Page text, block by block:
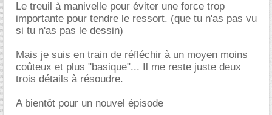
Le treuil à manivelle pour éviter une force trop
importante pour tendre le ressort. (que tu n'as pas vu
si tu n'as pas le dessin)
Mais je suis en train de réfléchir à un moyen moins
coûteux et plus "basique"... Il me reste juste deux
trois détails à résoudre.
A bientôt pour un nouvel épisode